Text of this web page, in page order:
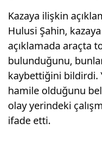
Kazaya ilişkin
Hulusi Şahin,
açıklamada araçta
bulunduğunu,
kaybettiğini bildirdi.
hamile olduğunu
olay yerindeki
ifade etti.